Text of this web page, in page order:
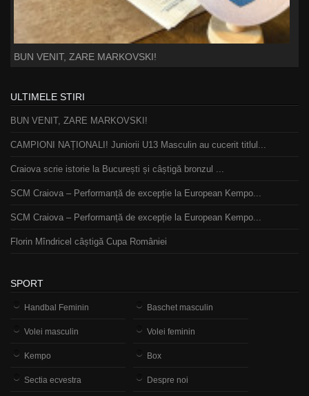
BUN VENIT, ZARE MARKOVSKI!
ULTIMELE STIRI
BUN VENIT, ZARE MARKOVSKI!
CAMPIONI NAȚIONALI! Juniorii U13 Masculin au cucerit titlul...
Craiova scrie istorie la București și câștigă bronzul ...
SCM Craiova – Performanță de excepție la European Kempo...
SCM Craiova – Performanță de excepție la European Kempo...
Florin Mîndricel câștigă Cupa României
SPORT
Handbal Feminin Baschet masculin
Volei masculin Volei feminin
Kempo Box
Sectia ecvestra Despre noi